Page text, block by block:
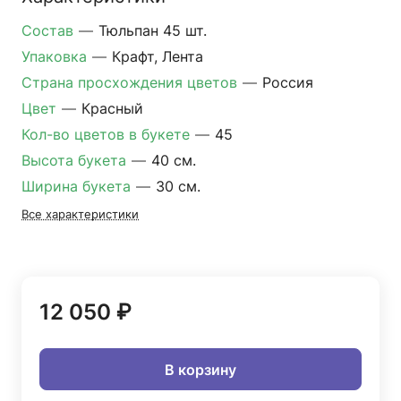
Состав — Тюльпан 45 шт.
Упаковка — Крафт, Лента
Страна просхождения цветов — Россия
Цвет — Красный
Кол-во цветов в букете — 45
Высота букета — 40 см.
Ширина букета — 30 см.
Все характеристики
12 050 ₽
В корзину